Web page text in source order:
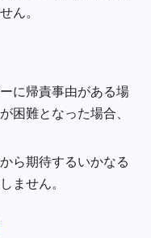
ん。
に帰責事由がある場
困難となった場合、
ら期待するいかなる
ません。